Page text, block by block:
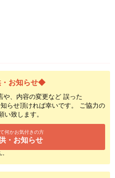
お知らせ◆
や、内容の変更など 誤った
らせ頂ければ幸いです。 ご協力の
い致します。
何かお気付きの方
・お知らせ